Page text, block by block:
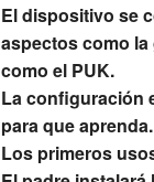
El dispositivo se
aspectos como
como el PUK.
La configuración
para que aprenda.
Los primeros